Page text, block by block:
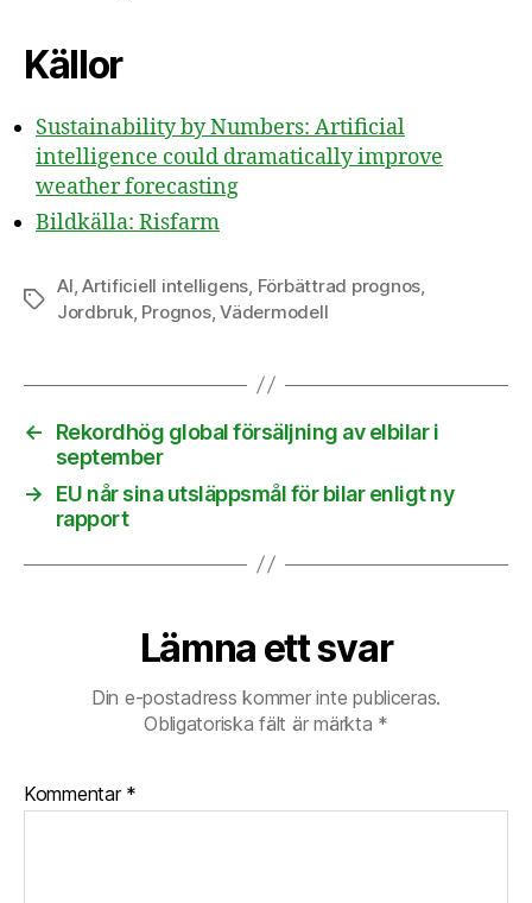
Källor
Sustainability by Numbers: Artificial
intelligence could dramatically improve
weather forecasting
Bildkälla: Risfarm
Etiketter
AI Artificiell intelligens Förbättrad prognos
Jordbruk, Prognos,Vädermodell
←
Rekordhög global försäljning av elbilar i
september
→
EU når sina utsläppsmål för bilar enligt ny
rapport
Lämna ett svar
Din e-postadress kommer inte publiceras.
Obligatoriska fält är märkta *
Kommentar *